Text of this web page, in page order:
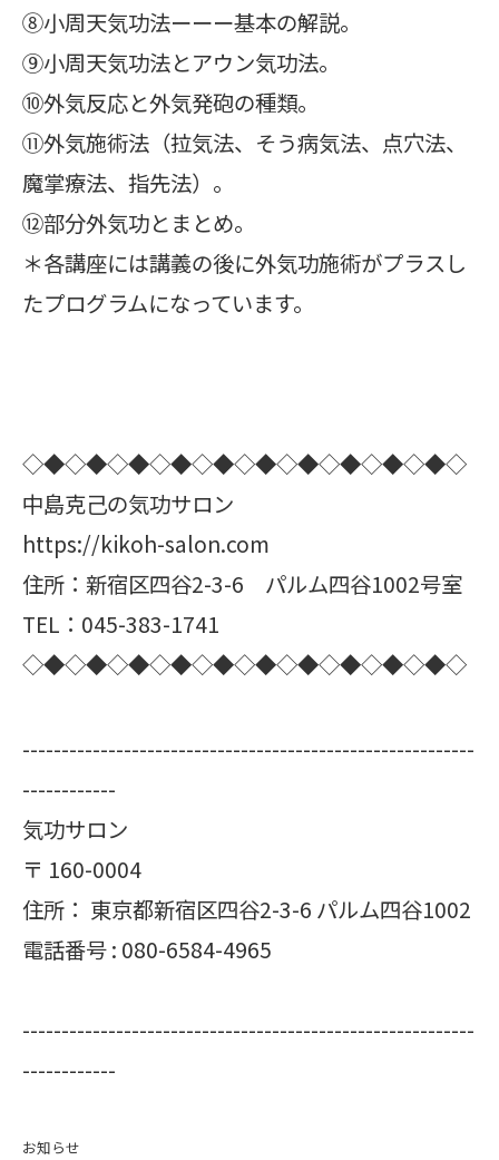
⑧小周天気功法ーーー基本の解説。
⑨小周天気功法とアウン気功法。
⑩外気反応と外気発砲の種類。
⑪外気施術法（拉気法、そう病気法、点穴法、
魔掌療法、指先法）。
⑫部分外気功とまとめ。
＊各講座には講義の後に外気功施術がプラスし
たプログラムになっています。
◇◆◇◆◇◆◇◆◇◆◇◆◇◆◇◆◇◆◇◆◇
中島克己の気功サロン
https://kikoh-salon.com
住所：新宿区四谷2-3-6 パルム四谷1002号室
TEL：045-383-1741
◇◆◇◆◇◆◇◆◇◆◇◆◇◆◇◆◇◆◇◆◇
----------------------------------------------------------
------------
気功サロン
〒 160-0004
住所： 東京都新宿区四谷2-3-6 パルム四谷1002
電話番号 : 080-6584-4965
----------------------------------------------------------
------------
お知らせ